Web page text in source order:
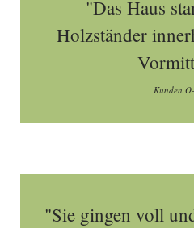
"Das Haus
Holzständer
Kunden
"Sie gingen voll